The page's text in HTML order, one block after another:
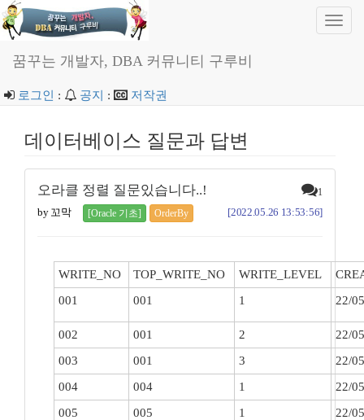
꿈꾸는 개발자, DBA 커뮤니티 구루비
로그인 : 공지 : 저작권
데이터베이스 질문과 답변
오라클 정렬 질문있습니다..! 1
by 꼬막 [Oracle 기초] OrderBy [2022.05.26 13:53:56]
WRITE_NO TOP_WRITE_NO WRITE_LEVEL
001
001 1 22/
002 001 2
22/
003
001 3
22/
004
004 1
22/
005
005 1
22/